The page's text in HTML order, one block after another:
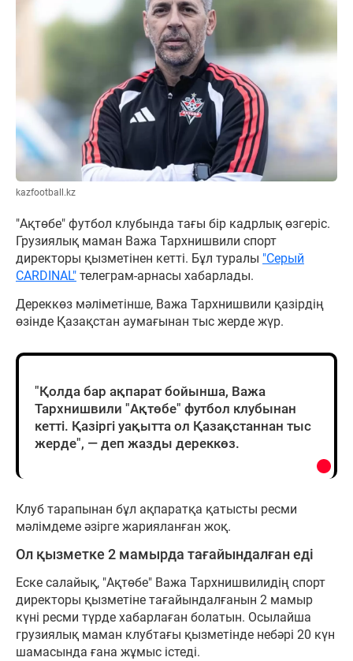
kazfootball.kz
"Ақтөбе" футбол клубында тағы бір кадрлық өзгеріс.
Грузиялық маман Важа Тархнишвили спорт
директоры қызметінен кетті. Бұл туралы "Серый
CARDINAL" телеграм-арнасы хабарлады.
Дереккөз мәліметінше, Важа Тархнишвили қазірдің
өзінде Қазақстан аумағынан тыс жерде жүр.
"Қолда бар ақпарат бойынша, Важа
Тархнишвили "Ақтөбе" футбол клубынан
кетті. Қазіргі уақытта ол Қазақстаннан тыс
жерде", — деп жазды дереккөз.
Клуб тарапынан бұл ақпаратқа қатысты ресми
мәлімдеме әзірге жарияланған жоқ.
Ол қызметке 2 мамырда тағайындалған еді
Еске салайық, "Ақтөбе" Важа Тархнишвилидің спорт
директоры қызметіне тағайындалғанын 2 мамыр
күні ресми түрде хабарлаған болатын. Осылайша
грузиялық маман клубтағы қызметінде небәрі 20 күн
шамасында ғана жұмыс істеді.